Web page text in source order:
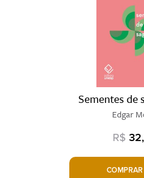
Sementes de
Edgar
R$
COMPRAR